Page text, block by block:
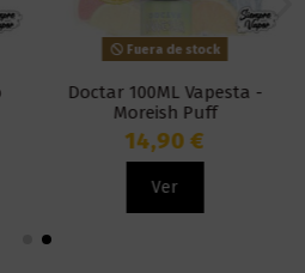
Fuera de stock
Doctar 100ML Vapesta -
Moreish Puff
14,90 €
Ver